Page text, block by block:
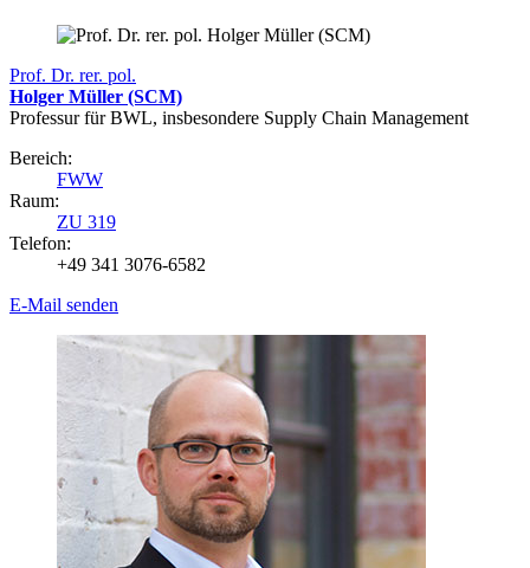
Prof. Dr. rer. pol.
Holger Müller (SCM)
Professur für BWL, insbesondere Supply Chain Management
Bereich:
FWW
Raum:
ZU 319
Telefon:
+49 341 3076-6582
E-Mail senden